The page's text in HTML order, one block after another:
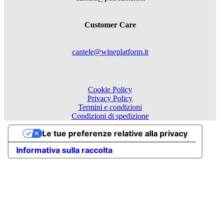
Customer Care
cantele@wineplatform.it
Cookie Policy
Privacy Policy
Termini e condizioni
Condizioni di spedizione
Informativa sulla raccolta
Le tue preferenze relative alla privacy